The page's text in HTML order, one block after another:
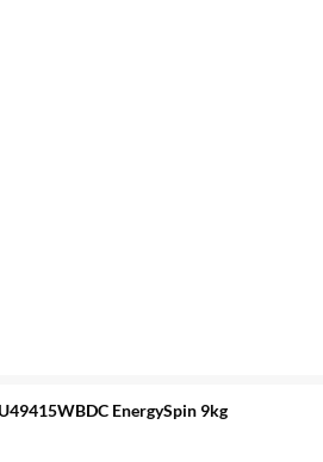
EnergySpin 9kg